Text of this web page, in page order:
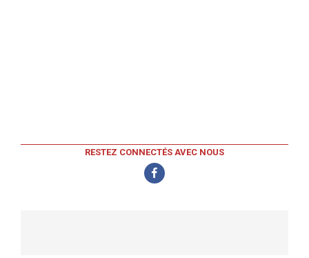
RESTEZ CONNECTÉS AVEC NOUS